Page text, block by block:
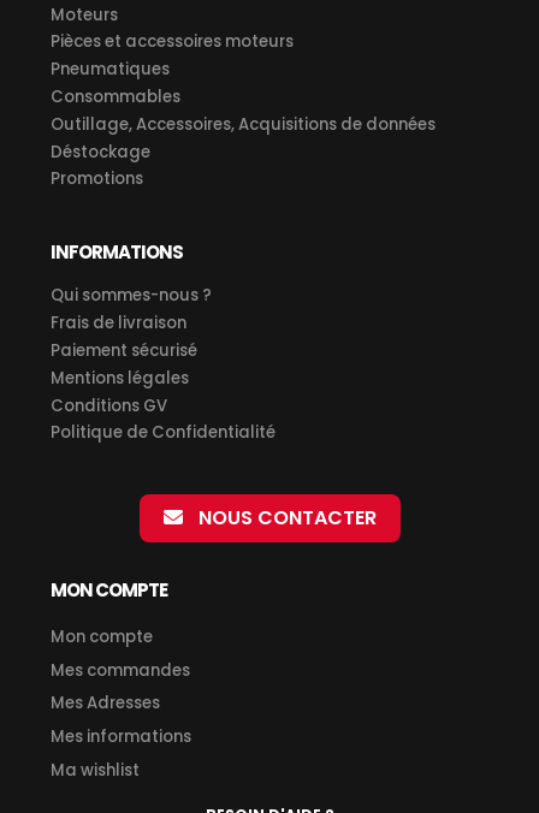
Moteurs
Pièces et accessoires moteurs
Pneumatiques
Consommables
Outillage, Accessoires, Acquisitions de données
Déstockage
Promotions
INFORMATIONS
Qui sommes-nous ?
Frais de livraison
Paiement sécurisé
Mentions légales
Conditions GV
Politique de Confidentialité
NOUS CONTACTER
MON COMPTE
Mon compte
Mes commandes
Mes Adresses
Mes informations
Ma wishlist